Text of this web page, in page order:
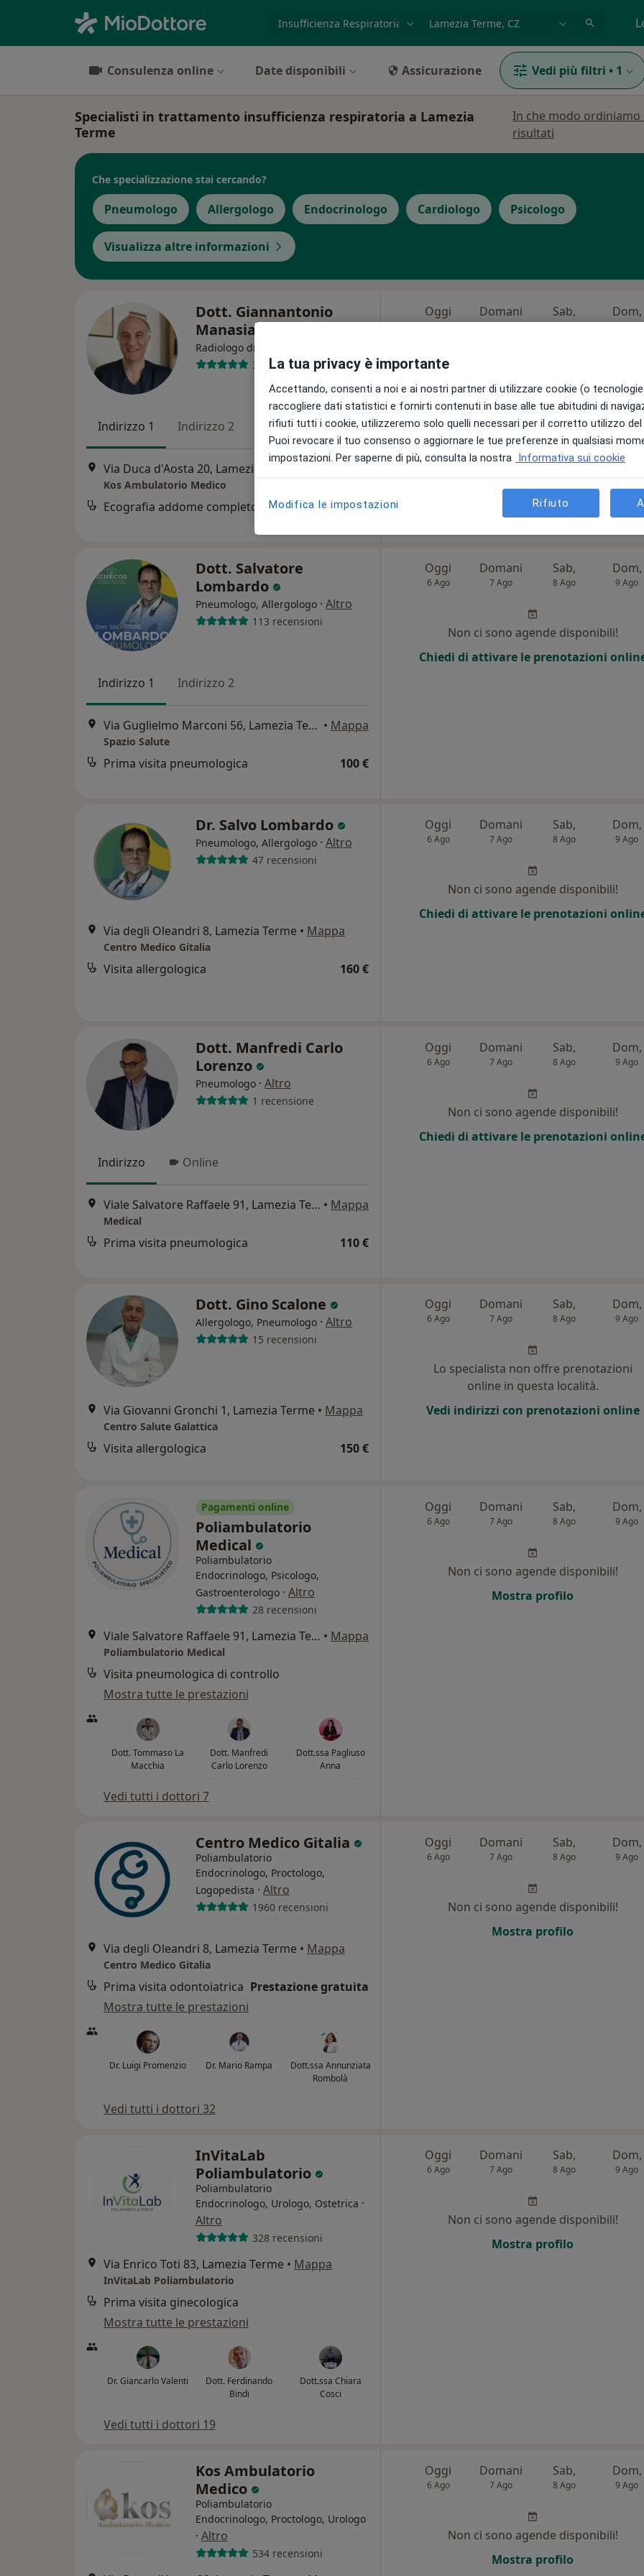
Consulenza online Date disponibili Assicurazione Vedi più filtri • 1
Specialisti in trattamento insufficienza respiratoria a Lamezia
Terme
In che modo ordiniamo
risultati
Che specializzazione stai cercando?
Pneumologo Allergologo Endocrinologo Cardiologo Psicologo
Visualizza altre informazioni
Dott. Giannantonio
Manasia
Radiologo diagnostico
37 recensioni
Indirizzo 1 Indirizzo 2 Indirizzo 3
Via Duca d'Aosta 20, Lamezia Terme
Kos Ambulatorio Medico
Ecografia addome completo 80 €
Oggi
6 Ago
Domani
7 Ago
Sab,
8 Ago
Dom,
9 Ago
Chiedi di attivare le prenotazioni
Dott. Salvatore
Lombardo
Pneumologo, Allergologo · Altro
113 recensioni
Indirizzo 1 Indirizzo 2
Via Guglielmo Marconi 56, Lamezia Terme • Mappa
Spazio Salute
Prima visita pneumologica 100 €
Oggi
6 Ago
Domani
7 Ago
Sab,
8 Ago
Dom,
9 Ago
Non ci sono agende disponibili!
Chiedi di attivare le prenotazioni
Dr. Salvo Lombardo
Pneumologo, Allergologo · Altro
47 recensioni
Via degli Oleandri 8, Lamezia Terme • Mappa
Centro Medico Gitalia
Visita allergologica 160 €
Oggi
6 Ago
Domani
7 Ago
Sab,
8 Ago
Dom,
9 Ago
Non ci sono agende disponibili!
Chiedi di attivare le prenotazioni
Dott. Manfredi Carlo
Lorenzo
Pneumologo · Altro
1 recensione
Indirizzo Online
Viale Salvatore Raffaele 91, Lamezia Terme • Mappa
Medical
Prima visita pneumologica 110 €
Oggi
6 Ago
Domani
7 Ago
Sab,
8 Ago
Dom,
9 Ago
Non ci sono agende disponibili!
Chiedi di attivare le prenotazioni
Dott. Gino Scalone
Allergologo, Pneumologo · Altro
15 recensioni
Via Giovanni Gronchi 1, Lamezia Terme • Mappa
Centro Salute Galattica
Visita allergologica 150 €
Oggi
6 Ago
Domani
7 Ago
Sab,
8 Ago
Dom,
9 Ago
Lo specialista non offre prenotazioni
online in questa località.
Vedi indirizzi con prenotazioni online
Pagamenti online
Poliambulatorio
Medical
Poliambulatorio
Endocrinologo, Psicologo,
Gastroenterologo · Altro
28 recensioni
Viale Salvatore Raffaele 91, Lamezia Terme • Mappa
Poliambulatorio Medical
Visita pneumologica di controllo
Mostra tutte le prestazioni
Dott. Tommaso La
Macchia
Dott. Manfredi
Carlo Lorenzo
Dott.ssa Pagliuso
Anna
Vedi tutti i dottori 7
Oggi
6 Ago
Domani
7 Ago
Sab,
8 Ago
Dom,
9 Ago
Non ci sono agende disponibili!
Mostra profilo
Centro Medico Gitalia
Poliambulatorio
Endocrinologo, Proctologo,
Logopedista · Altro
1960 recensioni
Via degli Oleandri 8, Lamezia Terme • Mappa
Centro Medico Gitalia
Prima visita odontoiatrica Prestazione gratuita
Mostra tutte le prestazioni
Dr. Luigi Promenzio Dr. Mario Rampa
Dott.ssa Annunziata
Rombolà
Vedi tutti i dottori 32
Oggi
6 Ago
Domani
7 Ago
Sab,
8 Ago
Dom,
9 Ago
Non ci sono agende disponibili!
Mostra profilo
InVitaLab
Poliambulatorio
Poliambulatorio
Endocrinologo, Urologo, Ostetrica ·
Altro
328 recensioni
Via Enrico Toti 83, Lamezia Terme • Mappa
InVitaLab Poliambulatorio
Prima visita ginecologica
Mostra tutte le prestazioni
Dr. Giancarlo Valenti
Dott. Ferdinando
Bindi
Dott.ssa Chiara
Cosci
Vedi tutti i dottori 19
Oggi
6 Ago
Domani
7 Ago
Sab,
8 Ago
Dom,
9 Ago
Non ci sono agende disponibili!
Mostra profilo
Kos Ambulatorio
Medico
Poliambulatorio
Endocrinologo, Proctologo, Urologo
· Altro
534 recensioni
Oggi
6 Ago
Domani
7 Ago
Sab,
8 Ago
Dom,
9 Ago
Non ci sono agende disponibili!
Mostra profilo
La tua privacy è importante
Accettando, consenti a noi e ai nostri partner di utilizzare cookie (o
raccogliere dati statistici e fornirti contenuti in base alle tue abitudini di
rifiuti tutti i cookie, utilizzeremo solo quelli necessari per il corretto utilizzo
Puoi revocare il tuo consenso o aggiornare le tue preferenze in qualsiasi
impostazioni. Per saperne di più, consulta la nostra Informativa sui cookie
Modifica le impostazioni Rifiuto